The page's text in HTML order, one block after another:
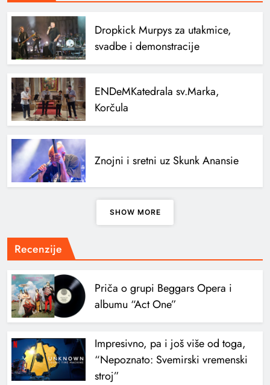
Dropkick Murpys za utakmice,
svadbe i demonstracije
ENDeMKatedrala sv.Marka,
Korčula
Znojni i sretni uz Skunk Anansie
SHOW MORE
Recenzije
Priča o grupi Beggars Opera i
albumu “Act One”
Impresivno, pa i još više od toga,
“Nepoznato: Svemirski vremenski
stroj”